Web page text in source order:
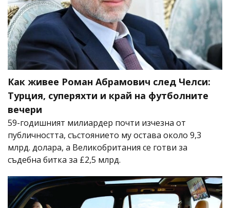
Как живее Роман Абрамович след Челси:
Турция, суперяхти и край на футболните
вечери
59-годишният милиардер почти изчезна от
публичността, състоянието му остава около 9,3
млрд. долара, а Великобритания се готви за
съдебна битка за £2,5 млрд.